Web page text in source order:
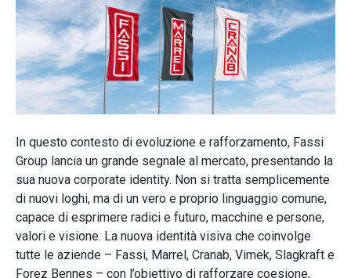
In questo contesto di evoluzione e rafforzamento, Fassi
Group lancia un grande segnale al mercato, presentando la
sua nuova corporate identity. Non si tratta semplicemente
di nuovi loghi, ma di un vero e proprio linguaggio comune,
capace di esprimere radici e futuro, macchine e persone,
valori e visione. La nuova identità visiva che coinvolge
tutte le aziende – Fassi, Marrel, Cranab, Vimek, Slagkraft e
Forez Bennes – con l’obiettivo di rafforzare coesione,